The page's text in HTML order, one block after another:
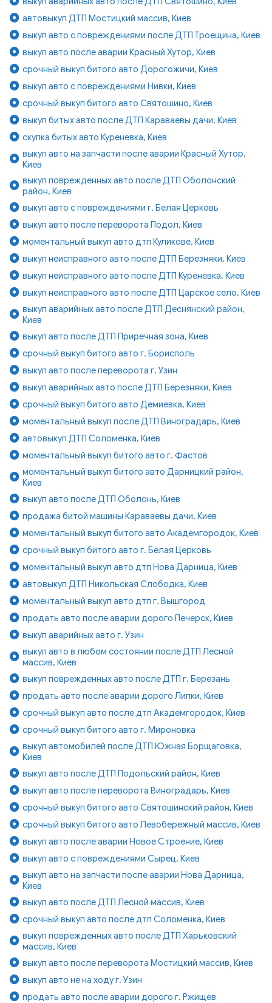
автовыкуп ДТП Мостицкий массив, Киев
выкуп авто с повреждениями после ДТП Троещина, Киев
выкуп авто после аварии Красный Хутор, Киев
срочный выкуп битого авто Дорогожичи, Киев
выкуп авто с повреждениями Нивки, Киев
срочный выкуп битого авто Святошино, Киев
выкуп битых авто после ДТП Караваевы дачи, Киев
скупка битых авто Куреневка, Киев
выкуп авто на запчасти после аварии Красный Хутор,
Киев
выкуп поврежденных авто после ДТП Оболонский
район, Киев
выкуп авто с повреждениями г. Белая Церковь
выкуп авто после переворота Подол, Киев
моментальный выкуп авто дтп Куликове, Киев
выкуп неисправного авто после ДТП Березняки, Киев
выкуп неисправного авто после ДТП Куреневка, Киев
выкуп неисправного авто после ДТП Царское село, Киев
выкуп аварийных авто после ДТП Деснянский район,
Киев
выкуп авто после ДТП Приречная зона, Киев
срочный выкуп битого авто г. Борисполь
выкуп авто после переворота г. Узин
выкуп аварийных авто после ДТП Березняки, Киев
срочный выкуп битого авто Демиевка, Киев
моментальный выкуп после ДТП Виноградарь, Киев
автовыкуп ДТП Соломенка, Киев
моментальный выкуп битого авто г. Фастов
моментальный выкуп битого авто Дарницкий район,
Киев
выкуп авто после ДТП Оболонь, Киев
продажа битой машины Караваевы дачи, Киев
моментальный выкуп битого авто Академгородок, Киев
срочный выкуп битого авто г. Белая Церковь
моментальный выкуп авто дтп Нова Дарница, Киев
автовыкуп ДТП Никольская Слободка, Киев
моментальный выкуп авто дтп г. Вышгород
продать авто после аварии дорого Печерск, Киев
выкуп аварийных авто г. Узин
выкуп авто в любом состоянии после ДТП Лесной
массив, Киев
выкуп поврежденных авто после ДТП г. Березань
продать авто после аварии дорого Липки, Киев
срочный выкуп авто после дтп Академгородок, Киев
срочный выкуп битого авто г. Мироновка
выкуп автомобилей после ДТП Южная Борщаговка,
Киев
выкуп авто после ДТП Подольский район, Киев
выкуп авто после переворота Виноградарь, Киев
срочный выкуп битого авто Святошинский район, Киев
срочный выкуп битого авто Левобережный массив, Киев
выкуп авто после аварии Новое Строение, Киев
выкуп авто с повреждениями Сырец, Киев
выкуп авто на запчасти после аварии Нова Дарница,
Киев
выкуп авто после ДТП Лесной массив, Киев
срочный выкуп авто после дтп Соломенка, Киев
выкуп поврежденных авто после ДТП Харьковский
массив, Киев
выкуп авто после переворота Мостицкий массив, Киев
выкуп авто не на ходу г. Узин
продать авто после аварии дорого г. Ржищев